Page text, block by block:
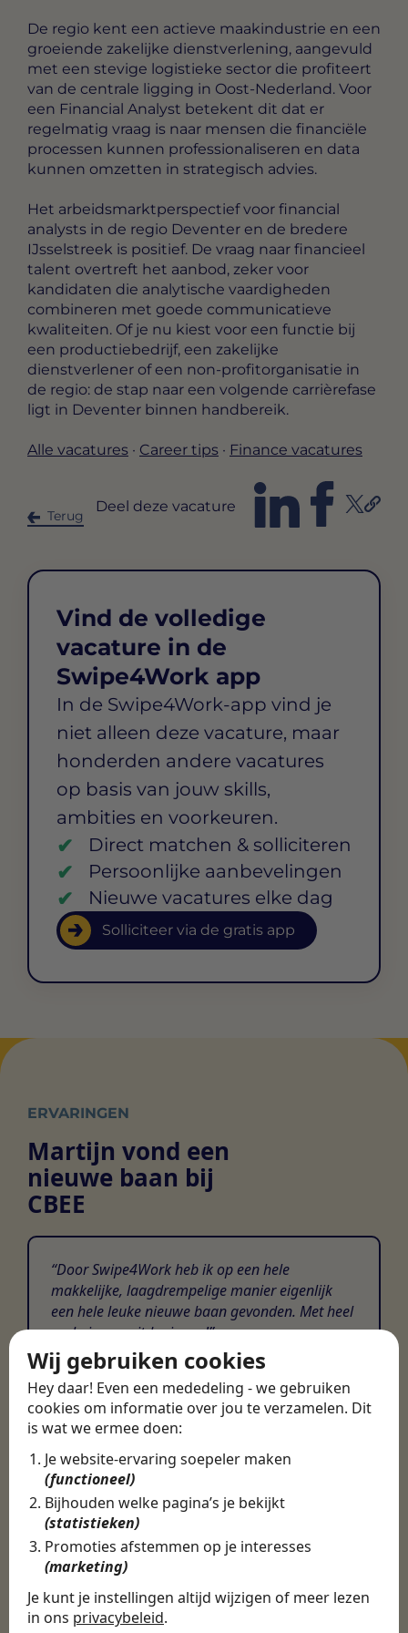
Wij gebruiken cookies
Hey daar! Even een mededeling - we gebruiken
cookies om informatie over jou te verzamelen. Dit
is wat we ermee doen:
Je website-ervaring soepeler maken
(functioneel)
Bijhouden welke pagina’s je bekijkt
(statistieken)
Promoties afstemmen op je interesses
(marketing)
Je kunt je instellingen altijd wijzigen of meer lezen
in ons privacybeleid.
De regio kent een actieve maakindustrie en een
groeiende zakelijke dienstverlening, aangevuld
met een stevige logistieke sector die profiteert
van de centrale ligging in Oost-Nederland. Voor
een Financial Analyst betekent dit dat er
regelmatig vraag is naar mensen die financiële
processen kunnen professionaliseren en data
kunnen omzetten in strategisch advies.
Het arbeidsmarktperspectief voor financial
analysts in de regio Deventer en de bredere
IJsselstreek is positief. De vraag naar financieel
talent overtreft het aanbod, zeker voor
kandidaten die analytische vaardigheden
combineren met goede communicatieve
kwaliteiten. Of je nu kiest voor een functie bij
een productiebedrijf, een zakelijke
dienstverlener of een non-profitorganisatie in
de regio: de stap naar een volgende carrièrefase
ligt in Deventer binnen handbereik.
Alle vacatures · Career tips · Finance vacatures
Terug
Deel deze vacature
Vind de volledige
vacature in de
Swipe4Work app
In de Swipe4Work-app vind je
niet alleen deze vacature, maar
honderden andere vacatures
op basis van jouw skills,
ambities en voorkeuren.
Direct matchen & solliciteren
Persoonlijke aanbevelingen
Nieuwe vacatures elke dag
Solliciteer via de gratis app
ERVARINGEN
Martijn vond een
nieuwe baan bij
CBEE
Door Swipe4Work heb ik op een hele
makkelijke, laagdrempelige manier eigenlijk
een hele leuke nieuwe baan gevonden. Met heel
veel nieuwe uitdagingen!
Martijn
Certinia Consultant